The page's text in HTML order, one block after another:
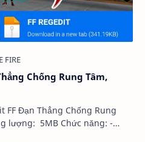
Chống Rung Tâm,
Đạn Thẳng Chống Rung